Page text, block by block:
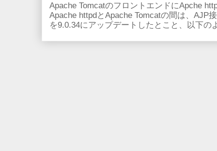
Apache TomcatのフロントエンドにApche
Apache httpdとApache Tomcatの間は、AJP
を9.0.34にアップデートしたとこと、以下の